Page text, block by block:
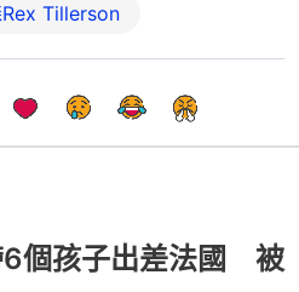
Tillerson
6個孩子出差法國 被